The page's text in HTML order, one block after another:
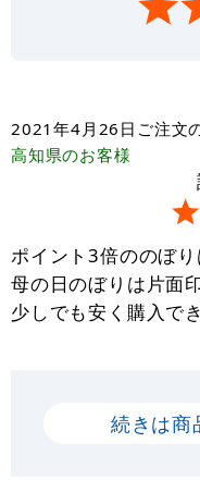
2021年4月26日 ご注文
高知県のお客様
ポイント3倍ののぼ
母の日のぼりは片面
少しでも安く購入で
続きは商